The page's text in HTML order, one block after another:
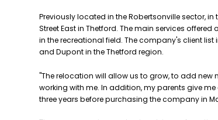
Previously located in the Robertsonville sector,
Street East in Thetford. The main services
in the recreational field. The company's client
and Dupont in the Thetford region.
"The relocation will allow us to grow, to add new
working with me. In addition, my parents give
three years before purchasing the company in